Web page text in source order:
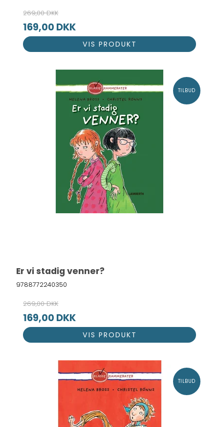
269,00 DKK
169,00 DKK
VIS PRODUKT
TILBUD
Er vi stadig venner?
9788772240350
269,00 DKK
169,00 DKK
VIS PRODUKT
TILBUD